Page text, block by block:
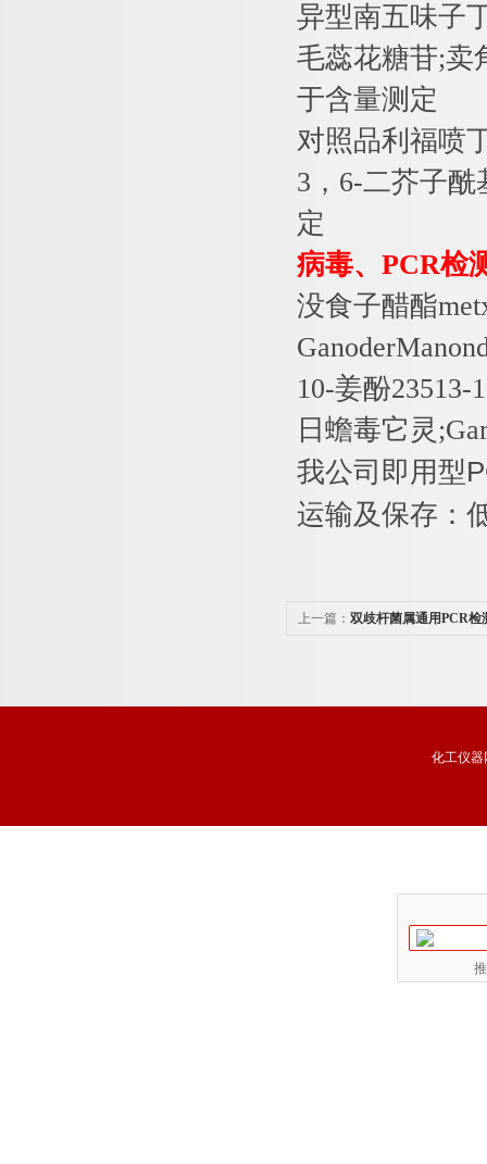
异型南五味子
毛蕊花糖苷;卖
于含量测定
对照品利福喷
3 ， 6-二芥子酰
定
病毒、 PCR检
没食子醋酯
10-姜酚23513-
日蟾毒它灵
我公司即用型
运输及保存：
上一篇： 双歧杆菌属通用PCR检
化工仪器